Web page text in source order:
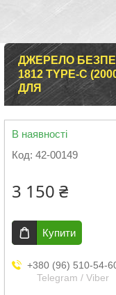
ДЖЕРЕЛО
1812 TYPE-C
ДЛЯ
В наявності
Код: 42-00149
3 150 ₴
Купити
+380 (96) 510-54-
Telegram / Viber